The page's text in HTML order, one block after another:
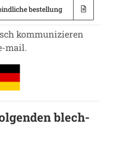
bestellung
kommunizieren
mail.
blech-